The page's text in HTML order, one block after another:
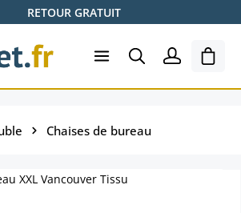
RETOUR GRATUIT
Le
Chaises de bureau